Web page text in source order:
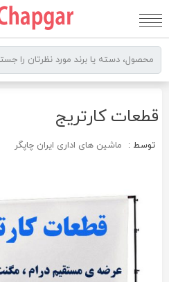
به
قطعات کارتریج
توسط : ماشین های اداری ایران چاپگر